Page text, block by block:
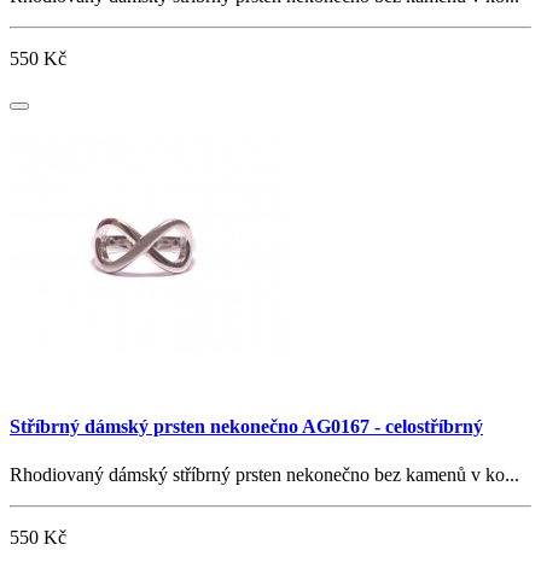
550 Kč
Stříbrný dámský prsten nekonečno AG0167 - celostříbrný
Rhodiovaný dámský stříbrný prsten nekonečno bez kamenů v ko...
550 Kč